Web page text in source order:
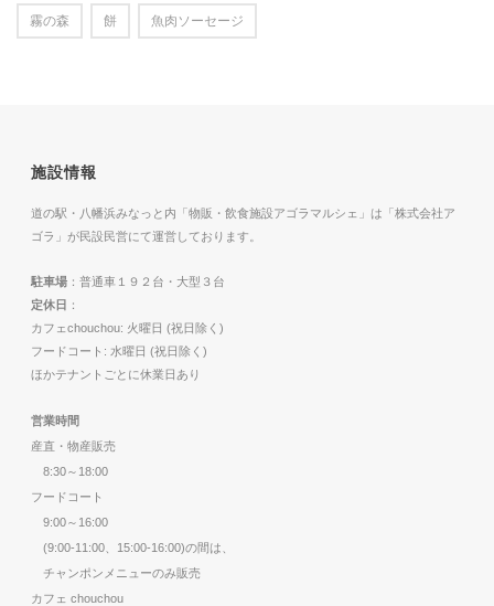
霧の森 餅 魚肉ソーセージ
施設情報
道の駅・八幡浜みなっと内「物販・飲食施設アゴラマルシェ」は「株式会社ア
ゴラ」が民設民営にて運営しております。
駐車場 ：普通車１９２台・大型３台
定休日 ：
カフェchouchou: 火曜日 (祝日除く)
フードコート: 水曜日 (祝日除く)
ほかテナントごとに休業日あり
営業時間
産直・物産販売
8:30～18:00
フードコート
9:00～16:00
(9:00-11:00、15:00-16:00)の間は、
チャンポンメニューのみ販売
カフェ chouchou